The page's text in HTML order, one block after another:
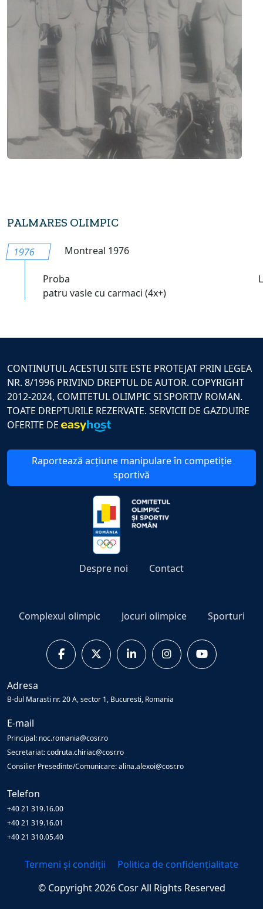
PALMARES OLIMPIC
1976 Montreal 1976
Proba
patru vasle cu carmaci (4x+)
CONTINUTUL ACESTUI SITE ESTE PROTEJAT PRIN LEGEA
NR. 8/1996 PRIVIND DREPTUL DE AUTOR. COPYRIGHT
2012-2024, COMITETUL OLIMPIC SI SPORTIV ROMAN.
TOATE DREPTURILE REZERVATE. SERVICII DE GAZDUIRE
OFERITE DE
Raportează acțiune manipulare în competiție
sportivă
Despre noi Contact
Complexul olimpic Jocuri olimpice Sporturi
Adresa
B-dul Marasti nr. 20 A, sector 1, Bucuresti, Romania
E-mail
Principal: noc.romania@cosr.ro
Secretariat: codruta.chiriac@cosr.ro
Consilier Presedinte/Comunicare: alina.alexoi@cosr.ro
Telefon
+40 21 319.16.00
+40 21 319.16.01
+40 21 310.05.40
Termeni și condiții
Politica de confidențialitate
© Copyright2026 CosrAll Rights Reserved